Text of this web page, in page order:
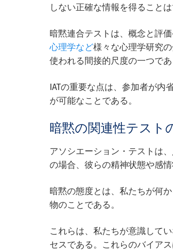
しない正確な情報を得ることは
暗黙連合テストは、概念と評
心理学など様々な心理学研究
使われる間接的尺度の一つであ
IATの重要な点は、参加者が内
が可能なことである。
暗黙の関連性テスト
アソシエーション・テストは
の場合、彼らの精神状態や感
暗黙の態度とは、私たちが何
物のことである。
これらは、私たちが意識して
セスである。これらのバイア